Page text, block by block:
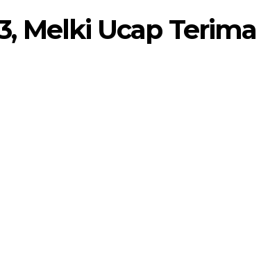
Melki Ucap Terima